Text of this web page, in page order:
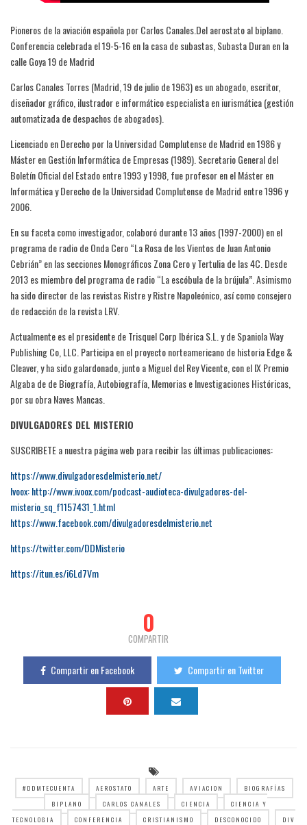
Pioneros de la aviación española por Carlos Canales.Del aerostato al biplano.
Conferencia celebrada el 19-5-16 en la casa de subastas, Subasta Duran en la
calle Goya 19 de Madrid
Carlos Canales Torres (Madrid, 19 de julio de 1963) es un abogado, escritor,
diseñador gráfico, ilustrador e informático especialista en iurismática (gestión
automatizada de despachos de abogados).
Licenciado en Derecho por la Universidad Complutense de Madrid en 1986 y
Máster en Gestión Informática de Empresas (1989). Secretario General del
Boletín Oficial del Estado entre 1993 y 1998, fue profesor en el Máster en
Informática y Derecho de la Universidad Complutense de Madrid entre 1996 y
2006.
En su faceta como investigador, colaboró durante 13 años (1997-2000) en el
programa de radio de Onda Cero “La Rosa de los Vientos de Juan Antonio
Cebrián” en las secciones Monográficos Zona Cero y Tertulia de las 4C. Desde
2013 es miembro del programa de radio “La escóbula de la brújula”. Asimismo
ha sido director de las revistas Ristre y Ristre Napoleónico, así como consejero
de redacción de la revista LRV.
Actualmente es el presidente de Trisquel Corp Ibérica S.L. y de Spaniola Way
Publishing Co, LLC. Participa en el proyecto norteamericano de historia Edge &
Cleaver, y ha sido galardonado, junto a Miguel del Rey Vicente, con el IX Premio
Algaba de de Biografía, Autobiografía, Memorias e Investigaciones Históricas,
por su obra Naves Mancas.
DIVULGADORES DEL MISTERIO
SUSCRIBETE a nuestra página web para recibir las últimas publicaciones:
https://www.divulgadoresdelmisterio.net/
Ivoox: http://www.ivoox.com/podcast-audioteca-divulgadores-del-
misterio_sq_f1157431_1.html
https://www.facebook.com/divulgadoresdelmisterio.net
https://twitter.com/DDMisterio
https://itun.es/i6Ld7Vm
0
COMPARTIR
Compartir en Facebook Compartir en Twitter
#DDMTECUENTA AEROSTATO ARTE AVIACION
BIOGRAFÍAS
BIPLANO
CARLOS CANALES CIENCIA
CIENCIA Y
TECNOLOGIA
CONFERENCIA CRISTIANISMO DESCONOCIDO
DIV